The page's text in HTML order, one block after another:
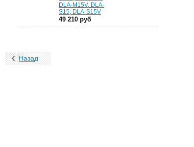
DLA-M15V, DLA-
S15, DLA-S15V
49 210 руб
Назад